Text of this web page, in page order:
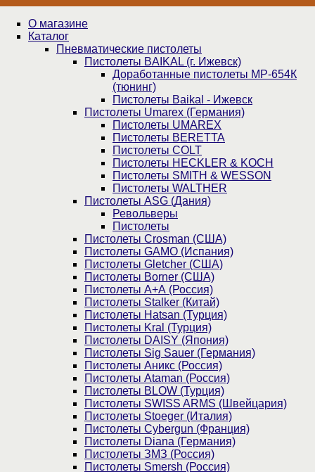
О магазине
Каталог
Пнев­ма­ти­чес­кие пистолеты
Пистолеты BAIKAL (г. Ижевск)
Доработанные пистолеты МР-654К
(тюнинг)
Пистолеты Baikal - Ижевск
Пистолеты Umarex (Германия)
Пистолеты UMAREX
Пистолеты BERETTA
Пистолеты COLT
Пистолеты HECKLER & KOCH
Пистолеты SMITH & WESSON
Пистолеты WALTHER
Пистолеты ASG (Дания)
Револьверы
Пистолеты
Пистолеты Crosman (США)
Пистолеты GAMO (Испания)
Пистолеты Gletcher (США)
Пистолеты Borner (США)
Пистолеты А+А (Россия)
Пистолеты Stalker (Китай)
Пистолеты Hatsan (Турция)
Пистолеты Kral (Турция)
Пистолеты DAISY (Япония)
Пистолеты Sig Sauer (Германия)
Пистолеты Аникс (Россия)
Пистолеты Ataman (Россия)
Пистолеты BLOW (Турция)
Пистолеты SWISS ARMS (Швейцария)
Пистолеты Stoeger (Италия)
Пистолеты Cybergun (Франция)
Пистолеты Diana (Германия)
Пистолеты ЗМЗ (Россия)
Пистолеты Smersh (Россия)